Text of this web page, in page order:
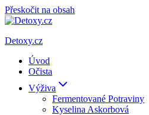
Přeskočit na obsah
Detoxy.cz
Úvod
Očista
Výživa
Fermentované Potraviny
Kyselina Askorbová